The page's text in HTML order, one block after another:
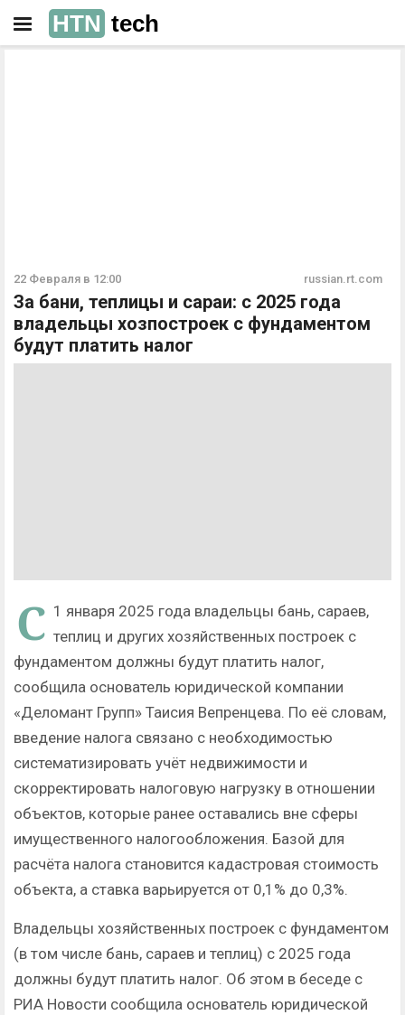
HTN tech
22 Февраля в 12:00 russian.rt.com
За бани, теплицы и сараи: с 2025 года
владельцы хозпостроек с фундаментом
будут платить налог
С 1 января 2025 года владельцы бань, сараев,
теплиц и других хозяйственных построек с
фундаментом должны будут платить налог,
сообщила основатель юридической компании
«Деломант Групп» Таисия Вепренцева. По её словам,
введение налога связано с необходимостью
систематизировать учёт недвижимости и
скорректировать налоговую нагрузку в отношении
объектов, которые ранее оставались вне сферы
имущественного налогообложения. Базой для
расчёта налога становится кадастровая стоимость
объекта, а ставка варьируется от 0,1% до 0,3%.
Владельцы хозяйственных построек с фундаментом
(в том числе бань, сараев и теплиц) с 2025 года
должны будут платить налог. Об этом в беседе с
РИА Новости сообщила основатель юридической